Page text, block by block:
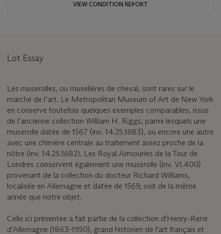
VIEW CONDITION REPORT
Lot Essay
Les muserolles, ou muselières de cheval, sont rares sur le
marché de l’art. Le Metropolitan Museum of Art de New York
en conserve toutefois quelques exemples comparables, issus
de l’ancienne collection William H. Riggs, parmi lesquels une
muserolle datée de 1567 (inv. 14.25.1683), ou encore une autre
avec une chimère centrale au traitement assez proche de la
nôtre (inv. 14.25.1682). Les Royal Armouries de la Tour de
Londres conservent également une muserolle (inv. VI.400)
provenant de la collection du docteur Richard Williams,
localisée en Allemagne et datée de 1569, soit de la même
année que notre objet.
Celle ici présentée a fait partie de la collection d'Henry-René
d’Allemagne (1863-1950), grand historien de l'art français et